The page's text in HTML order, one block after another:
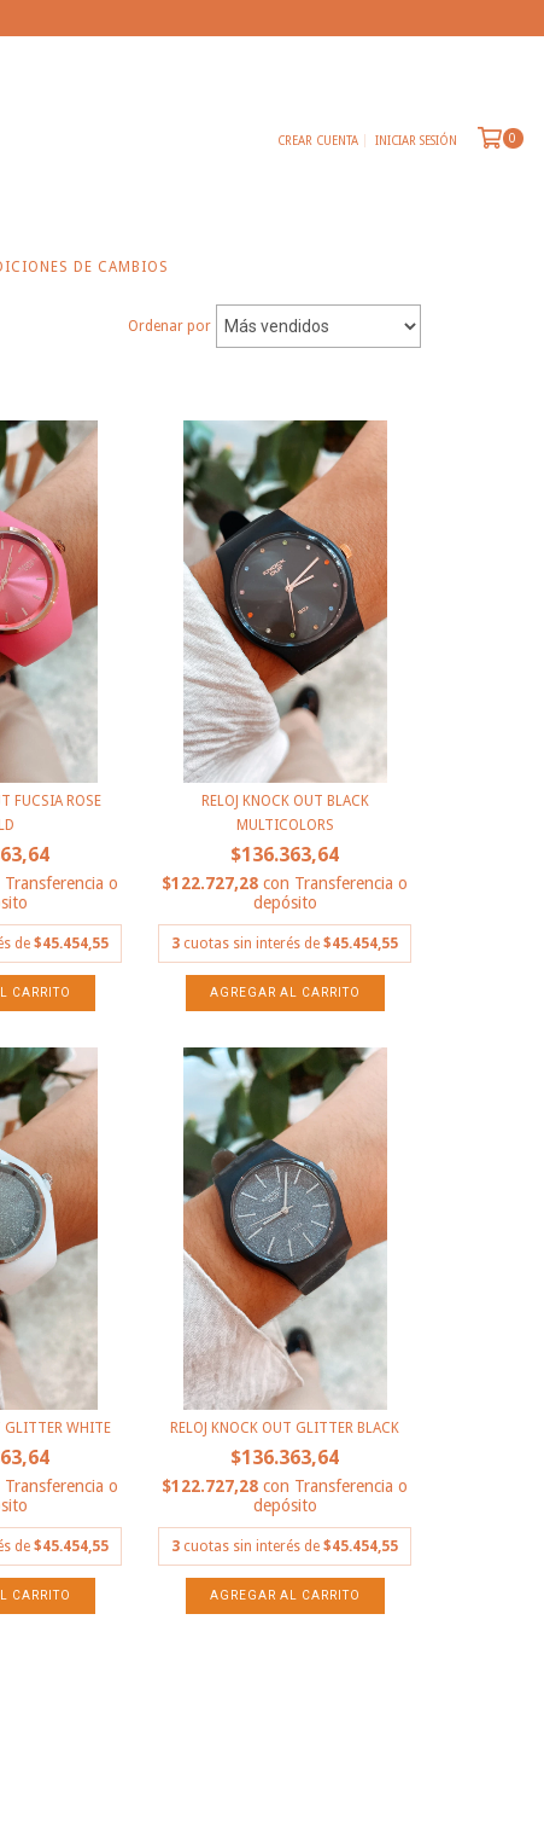
CREAR CUENTA INICIAR SESIÓN 0
DE CAMBIOS
Ordenar por
FUCSIA ROSE
Transferencia o
de$45.454,55
RELOJ KNOCK OUT BLACK
MULTICOLORS
$136.363,64
$122.727,28con Transferencia o
depósito
3 cuotas sin interés de$45.454,55
GLITTER WHITE
Transferencia o
de$45.454,55
RELOJ KNOCK OUT GLITTER BLACK
$136.363,64
$122.727,28con Transferencia o
depósito
3 cuotas sin interés de$45.454,55